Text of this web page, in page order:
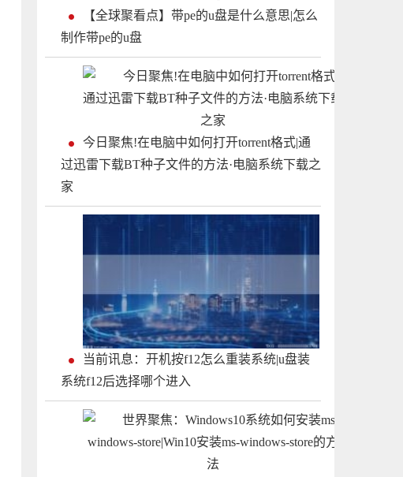
【全球聚看点】带pe的u盘是什么意思|怎么
制作带pe的u盘
今日聚焦!在电脑中如何打开torrent格式|通
过迅雷下载BT种子文件的方法·电脑系统下载之
家
当前讯息：开机按f12怎么重装系统|u盘装
系统f12后选择哪个进入